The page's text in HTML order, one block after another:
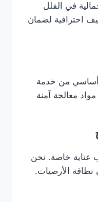
في الفلل
احترافية لضمان
أساسي من خدمة
معالجة آمنة
عناية خاصة. نحن
الأرضيات.